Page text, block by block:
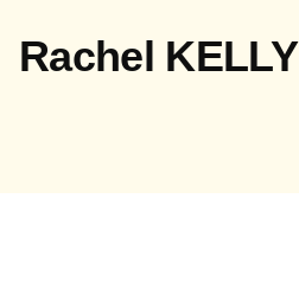
Rachel KELLY